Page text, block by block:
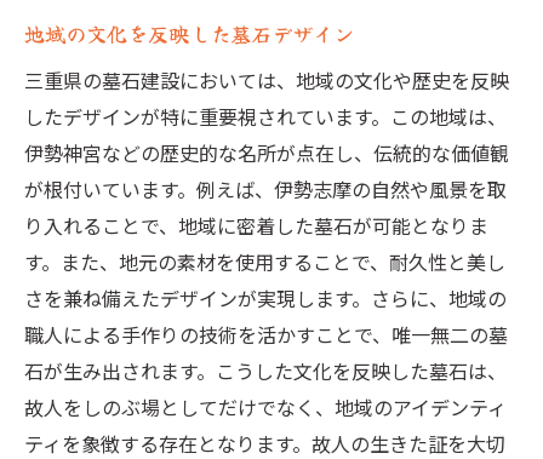
家族の思いを反映した彫刻技術
絆を深める墓石デザインの提案
未来へ残す家族の物語
地域の美しさと調和する三重県の墓石建設とは
地域の景観と調和するデザインの工夫
自然と一体化する墓石建設の技法
地域文化を尊重したデザインの提案
地域の美を引き立てるデザインアイデア
調和を重視した持続可能な建設
地域特有の素材を用いたデザイン
三重県における持続可能な墓石デザインの進化
地域の文化を反映した墓石デザイン
三重県の墓石建設においては、地域の文化や歴史を反映
したデザインが特に重要視されています。この地域は、
伊勢神宮などの歴史的な名所が点在し、伝統的な価値観
が根付いています。例えば、伊勢志摩の自然や風景を取
り入れることで、地域に密着した墓石が可能となりま
す。また、地元の素材を使用することで、耐久性と美し
さを兼ね備えたデザインが実現します。さらに、地域の
職人による手作りの技術を活かすことで、唯一無二の墓
石が生み出されます。こうした文化を反映した墓石は、
故人をしのぶ場としてだけでなく、地域のアイデンティ
ティを象徴する存在となります。故人の生きた証を大切